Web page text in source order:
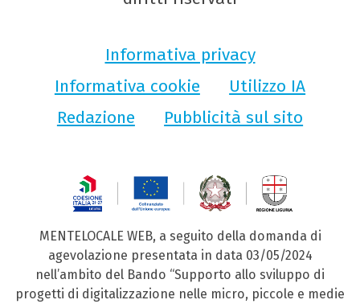
Informativa privacy
Informativa cookie
Utilizzo IA
Redazione
Pubblicità sul sito
MENTELOCALE WEB, a seguito della domanda di
agevolazione presentata in data 03/05/2024
nell’ambito del Bando “Supporto allo sviluppo di
progetti di digitalizzazione nelle micro, piccole e medie